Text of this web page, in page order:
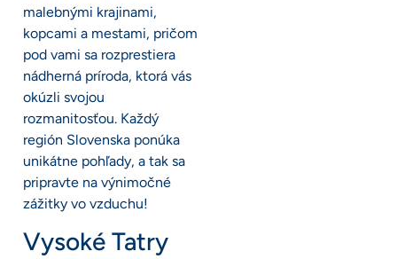
malebnými krajinami,
kopcami a mestami, pričom
pod vami sa rozprestiera
nádherná príroda, ktorá vás
okúzli svojou
rozmanitosťou. Každý
región Slovenska ponúka
unikátne pohľady, a tak sa
pripravte na výnimočné
zážitky vo vzduchu!
Vysoké Tatry